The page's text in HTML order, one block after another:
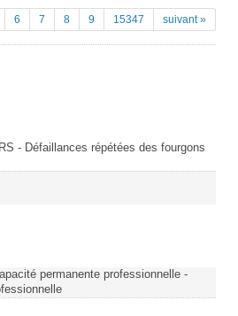
6 7 8 9 15347 suivant »
- Défaillances répétées des fourgons
permanente professionnelle -